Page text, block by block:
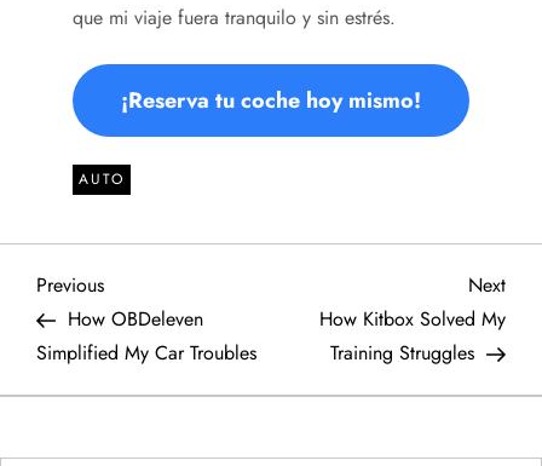
que mi viaje fuera tranquilo y sin estrés.
¡Reserva tu coche hoy mismo!
AUTO
P
o
s
Previous
Post
Previous
How OBDeleven
Simplified My Car Troubles
Next
Post
Next
How Kitbox Solved My
Training Struggles